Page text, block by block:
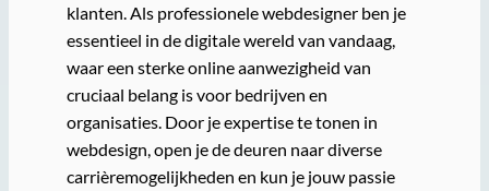
klanten. Als professionele webdesigner ben je
essentieel in de digitale wereld van vandaag,
waar een sterke online aanwezigheid van
cruciaal belang is voor bedrijven en
organisaties. Door je expertise te tonen in
webdesign, open je de deuren naar diverse
carrièremogelijkheden en kun je jouw passie